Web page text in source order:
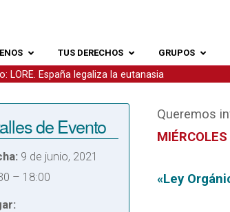
TUS DERECHOS GRUPOS
LORE. España legaliza la eutanasia
de Evento
9 de junio, 2021
– 18:00
Queremos
«Ley